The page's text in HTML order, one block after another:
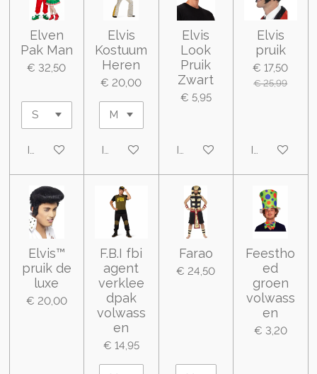
Elven
Pak Man
€ 32,50
In winkelwagen
Elvis
Kostuum
Heren
€ 20,00
In winkelwagen
Elvis
Look
Pruik
Zwart
€ 5,95
In winkelwagen
Elvis
pruik
€ 17,50
€ 25,99
In
Elvis™
pruik de
luxe
€ 20,00
F.B.I fbi
agent
verklee
dpak
volwass
en
€ 14,95
Farao
€ 24,50
Feestho
ed
groen
volwass
en
€ 3,20